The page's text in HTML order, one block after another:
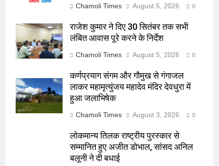
Chamoli Times August 5, 2026 0
राजेश कुमार ने दिए 30 सितंबर तक सभी
लंबित आवास पूरे करने के निर्देश
Chamoli Times August 5, 2026 0
कर्णप्रयाग संगम और गौमुख से गंगाजल
लाकर महामृत्युंजय महादेव मंदिर देवधुरा में
हुआ जलाभिषेक
Chamoli Times August 3, 2026 0
लोकमान्य तिलक राष्ट्रीय पुरस्कार से
सम्मानित हुए अजीत डोभाल, सांसद अनिल
बलूनी ने दी बधाई